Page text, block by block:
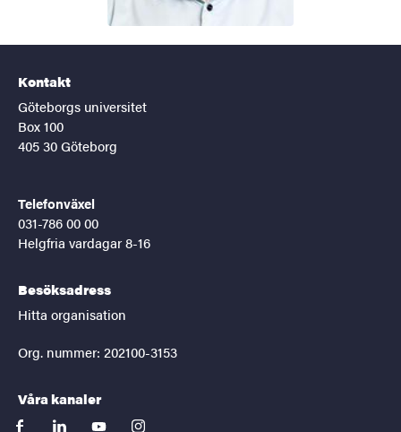
Kontakt
Göteborgs universitet
Box 100
405 30 Göteborg
Telefonväxel
031-786 00 00
Helgfria vardagar 8-16
Besöksadress
Hitta organisation
Org. nummer: 202100-3153
Våra kanaler